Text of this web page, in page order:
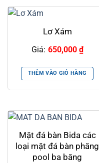
Lơ Xám
Giá: 650,000 ₫
THÊM VÀO GIỎ HÀNG
Mặt đá bàn Bida các
loại mặt đá bàn phăng
pool ba băng